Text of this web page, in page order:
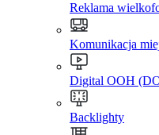
Reklama
Komunikacja
Digital OOH
Backlighty